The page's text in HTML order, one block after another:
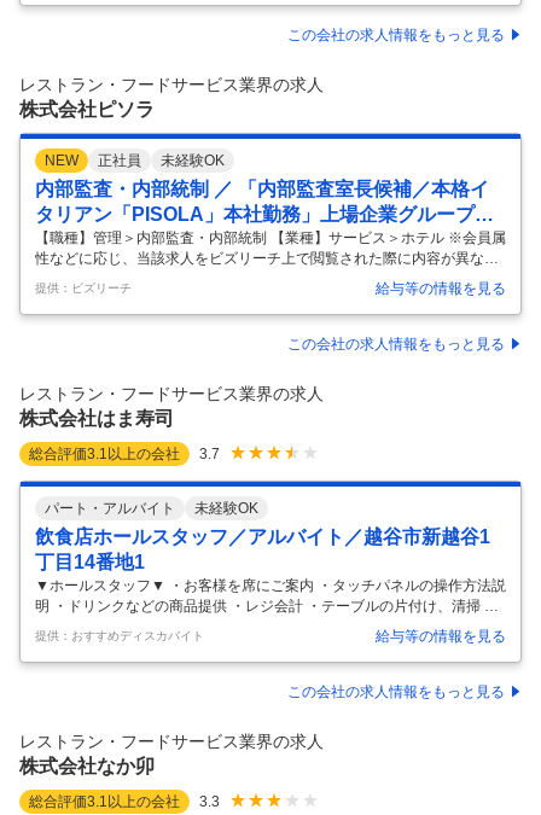
容】 ～ITプロフェッショナルな視点で全社の業務改革をリード～ ■職務
概要・ミッション： 企業内のあらゆるテクノロジーサービスを支える次
を加速させる経営基盤」へと進化させます。事業スピード向上、店舗運
営効率化、データ活用、ゼロトラスト、AI活用までを支え
この会社の求人情報をもっと見る
レストラン・フードサービス業界の求人
株式会社ピソラ
NEW 正社員 未経験OK
内部監査・内部統制 ／ 「内部監査室長候補／本格イ
タリアン「PISOLA」本社勤務」上場企業グループの
強固なガバナンス体制をゼロから築く／「リゾート×
本格イタリアン」で急成長中の企業で／組織の質を高
める責任者へ／リモート可・土日祝休みベース
【職種】管理＞内部監査・内部統制 【業種】サービス＞ホテル ※会員属
性などに応じ、当該求人をビズリーチ上で閲覧された際に内容が異なる
場合があります ■当社について 郊外ロードサイドで「PISOLA」ブラン
ドをチェーン展開している会社です。 「リゾートホテルのような空間で
本格イタリアンを」をコンセプトに、全国50店舗以上を運営しており、
こだわりの窯焼きピッツァや生パスタを提供しています。2010年の創業
在はさらなる店舗拡大を見据えた急成長を続けております。 《ブランド
紹介》 「PISOLA」 2010年12月に大阪府和泉市にて誕生し
提供：ビズリーチ 給与等の情報を見る
この会社の求人情報をもっと見る
レストラン・フードサービス業界の求人
株式会社はま寿司
総合評価3.1 以上の会社 3.7
パート・アルバイト 未経験OK
飲食店ホールスタッフ／アルバイト／越谷市新越谷1
丁目14番地1
▼ホールスタッフ▼ ・お客様を席にご案内 ・タッチパネルの操作方法説
明 ・ドリンクなどの商品提供 ・レジ会計 ・テーブルの片付け、清掃 et
c…… 接客を中心としたお仕事をお願いいたします。 とはいえ、注文は
タッチパネルを使用しているので、接客業務はそんなに多くありませ
ん！ お客様が快適にお食事できるように、笑顔で明るい挨拶から始めま
しょう♪ マニュアルがあるので、未経験の方でも安心スタート◎ わから
の職場が魅力♪未経験者OK！ ★短時間勤務OK◎空いている時間を有効
的に使って働こう！★ 本格的な美味しい寿司がお手頃価格で食べら
提供：おすすめディスカバイト 給与等の情報を見る
この会社の求人情報をもっと見る
レストラン・フードサービス業界の求人
株式会社なか卯
総合評価3.1 以上の会社 3.3